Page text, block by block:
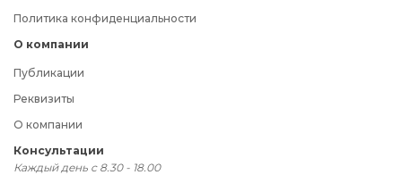
Политика конфиденциальности
О компании
Публикации
Реквизиты
О компании
Консультации
Каждый день с 8.30 - 18.00